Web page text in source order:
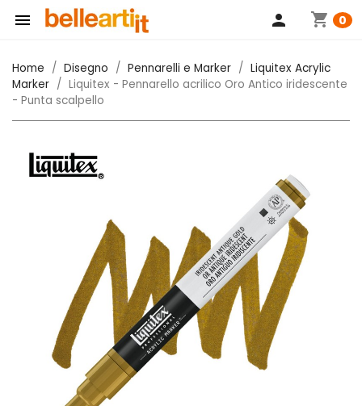
 shopping_cart 0
person
Home Disegno Pennarelli e Marker
Liquitex Acrylic
Marker
Liquitex - Pennarello acrilico Oro Antico iridescente
- Punta scalpello